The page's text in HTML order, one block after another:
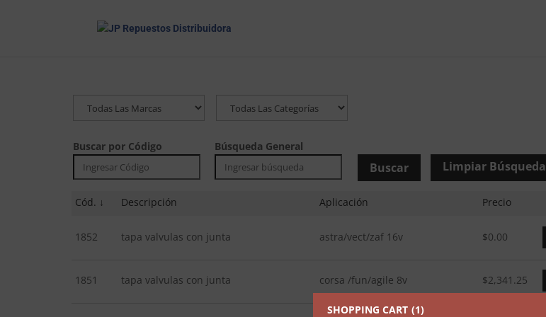
Buscar por Código Búsqueda General
Buscar Limpiar Búsqueda
Cód. Descripción Aplicación Precio
1852 tapa valvulas con junta astra/vect/zaf 16v $0.00
1851 tapa valvulas con junta corsa /fun/agile 8v $2,341.25
SHOPPING CART 1